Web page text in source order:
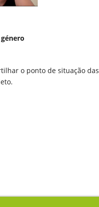
o ponto de situação das